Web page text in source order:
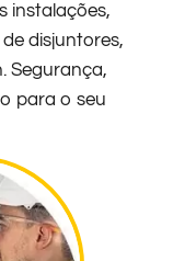
instalações,
disjuntores,
Segurança,
para o seu